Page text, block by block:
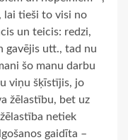
lai tieši to visi no
un teicis: redzi,
gavējis utt., tad nu
šo manu darbu
viņu šķīstījis, jo
žēlastību, bet uz
netiek
gaidīta –